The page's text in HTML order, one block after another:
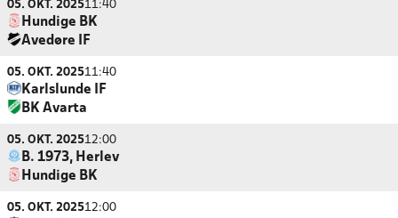
05. OKT. 202511:40
Hundige BK
Avedøre IF
05. OKT. 202511:40
Karlslunde IF
BK Avarta
05. OKT. 202512:00
B. 1973, Herlev
Hundige BK
05. OKT. 202512:00